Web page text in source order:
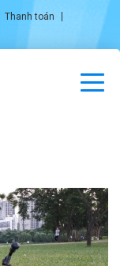
Thanh toán